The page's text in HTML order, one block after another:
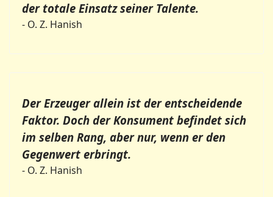
der totale Einsatz seiner Talente.
- O. Z. Hanish
Der Erzeuger allein ist der entscheidende
Faktor. Doch der Konsument befindet sich
im selben Rang, aber nur, wenn er den
Gegenwert erbringt.
- O. Z. Hanish